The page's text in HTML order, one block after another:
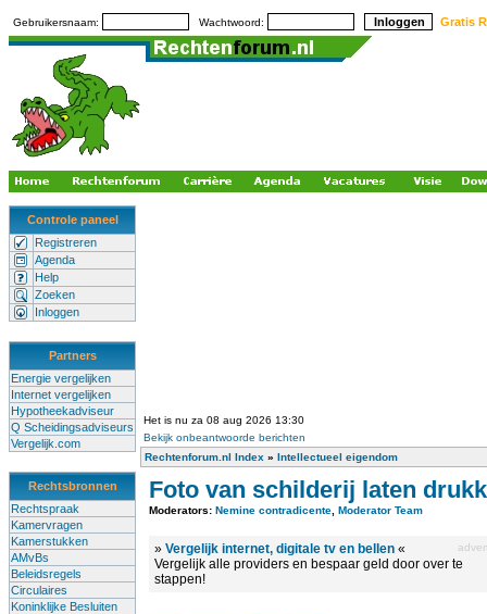
Gebruikersnaam: Wachtwoord: Gratis
Controle paneel
Registreren
Agenda
Help
Zoeken
Inloggen
Partners
Energie vergelijken
Internet vergelijken
Hypotheekadviseur
Q Scheidingsadviseurs
Vergelijk.com
Rechtsbronnen
Rechtspraak
Kamervragen
Kamerstukken
AMvBs
Beleidsregels
Circulaires
Koninklijke Besluiten
Het is nu za 08 aug 2026 13:30
Bekijk onbeantwoorde berichten
Rechtenforum.nl Index » Intellectueel eigendom
Foto van schilderij laten
Moderators: Nemine contradicente Moderator Team
» Vergelijk internet, digitale tv en bellen «
Vergelijk alle providers en bespaar geld door over te
stappen!